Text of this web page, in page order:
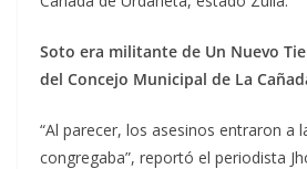
Soto era militante de Un Nuevo
del Concejo Municipal de La
“Al parecer, los asesinos entraron a
congregaba”, reportó el periodista